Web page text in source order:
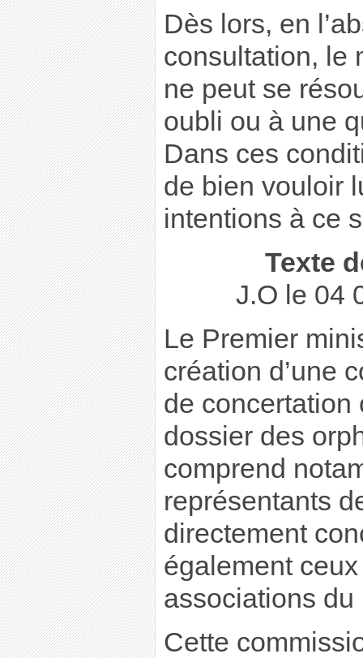
Dès lors, en
consultation, le
ne peut se
oubli ou à une
Dans ces
de bien vouloir
intentions à ce
Texte
J.O le 04
Le Premier
création d’une
de concertation
dossier des
comprend
représentants
directement
également
associations
Cette